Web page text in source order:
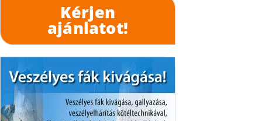
Kérjen
ajánlatot!